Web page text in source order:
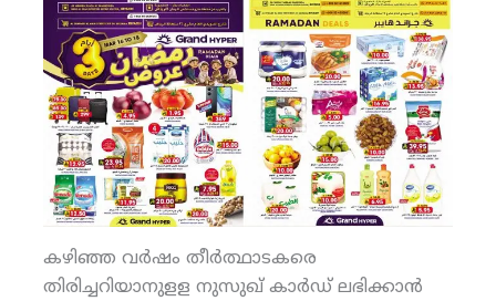
കഴിഞ്ഞ വര്‍ഷം തീര്‍ത്ഥാടകരെ
തിരിച്ചറിയാനുളള നുസുഖ് കാര്‍ഡ് ലഭിക്കാന്‍